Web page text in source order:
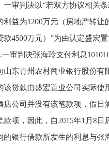
一审判决以“若双方协议相关
益为1200万元（房地产转让
款4500万元）”为由认定盛宏
审判决张海玲支付利息
山东青州农村商业银行股份有
该贷款由盛宏置业公司实际使
店公司并没有该笔款项，假日
项，因此，自2015年1月8日
的银行借款所发生的利息与张